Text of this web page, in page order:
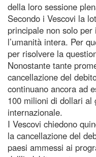
della loro sessione
Secondo i Vescovi la
principale non solo
l’umanità intera. Per
per risolvere la
Nonostante tante
cancellazione del
continuano ancora ad
100 milioni di dollari al
internazionale.
I Vescovi chiedono
la cancellazione del
paesi ammessi ai